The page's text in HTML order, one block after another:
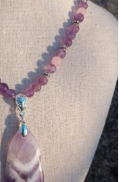
plusieurs
options
peuvent
choisies
sur
la
page
du
produit